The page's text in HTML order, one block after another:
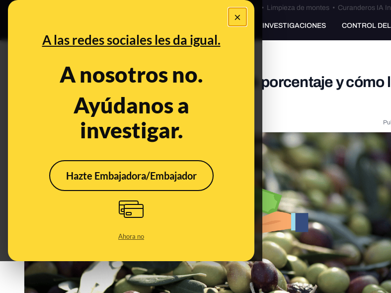
×
A las redes sociales les da igual.
A nosotros no.
Ayúdanos a
investigar.
Hazte Embajadora/Embajador
Ahora no
Bulos Ceuta • Limpieza de montes• Curanderos IA
PREBUNKING INVESTIGACIONES CONTROL
A dónde va el dinero de la PAC: qué porcentaje y cómo
agricultores y ganaderos
Economía